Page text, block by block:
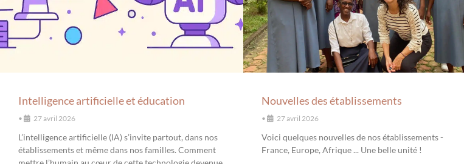
Intelligence artificielle et éducation
• 27 avril 2026
L’intelligence artificielle (IA) s’invite partout, dans nos
établissements et même dans nos familles. Comment
Nouvelles des établissements
• 27 avril 2026
Voici quelques nouvelles de nos établissements -
France, Europe, Afrique ... Une belle unité !